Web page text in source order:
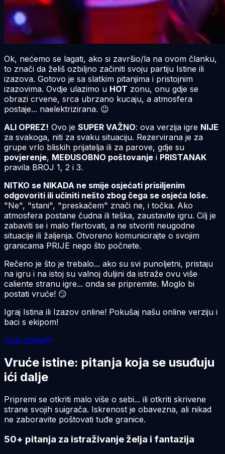
Ok, nećemo se lagati, ako si završio/la na ovom članku,
to znači da želiš ozbiljno začiniti svoju partiju Istine ili
izazova. Gotovo je sa slatkim pitanjima i pristojnim
izazovima. Ovdje ulazimo u HOT zonu, onu gdje se
obrazi crvene, srca ubrzano kucaju, a atmosfera
postaje... naelektrizirana. 😉
ALI OPREZ! Ovo je SUPER VAŽNO: ova verzija igre NIJE
za svakoga, niti za svaku situaciju. Rezervirana je za
grupe vrlo bliskih prijatelja ili za parove, gdje su
povjerenje, MEĐUSOBNO poštovanje i PRISTANAK
pravila BROJ 1, 2 i 3.
NITKO se NIKADA ne smije osjećati prisiljenim
odgovoriti ili učiniti nešto zbog čega se osjeća loše.
"Ne", "stani", "preskačem" znači ne, i točka. Ako
atmosfera postane čudna ili teška, zaustavite igru. Cilj je
zabaviti se i malo flertovati, a ne stvoriti neugodne
situacije ili žaljenja. Otvoreno komunicirajte o svojim
granicama PRIJE nego što počnete.
Rečeno je što je trebalo... ako su svi punoljetni, pristaju
na igru i na istoj su valnoj duljini da istraže ovu više
caliente stranu igre... onda se pripremite. Moglo bi
postati vruće! 😏
Igraj Istina ili Izazov online! Pokušaj našu online verziju i
baci s ekipom!
Igraj online
Vruće istine: pitanja koja se usuđuju
ići dalje
Pripremi se otkriti malo više o sebi... ili otkriti skrivene
strane svojih suigrača. Iskrenost je obavezna, ali nikad
ne zaboravite poštovati tuđe granice.
50+ pitanja za istraživanje želja i fantazija